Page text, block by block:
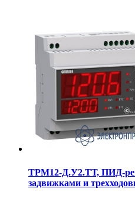
ТРМ12-Д.У2.ТТ, ПИД-
задвижками и